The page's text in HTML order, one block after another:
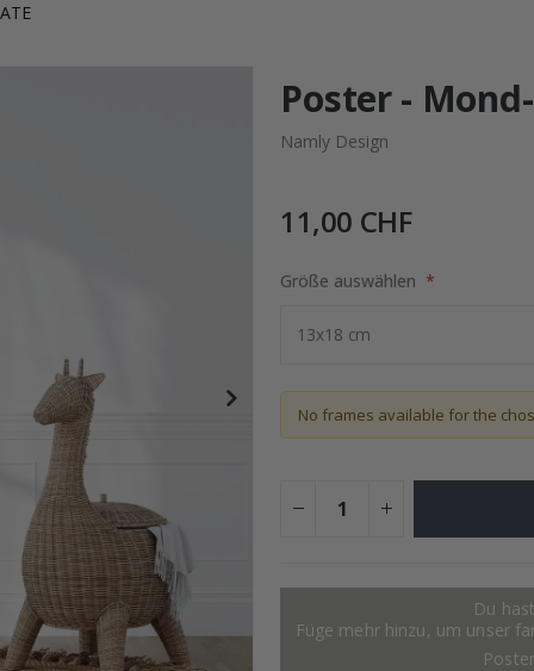
15,00 €
Poster -
Namly Design
11,00 CHF
Größe auswählen
No frames available for the
Du
Füge mehr hinzu, um unser